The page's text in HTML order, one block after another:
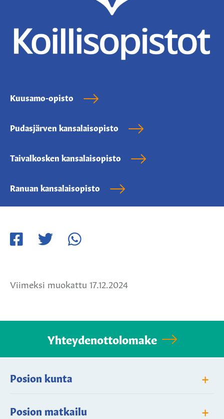
Kuusamo-opisto
Pudasjärven kansalaisopisto
Taivalkosken kansalaisopisto
Ranuan kansalaisopisto
Viimeksi muokattu 17.12.2024
Yhteydenottolomake
Posion kunta +
Posion matkailu +